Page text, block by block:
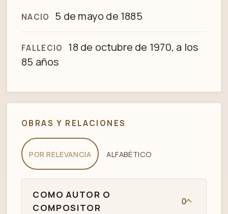
NACIO 5 de mayo de 1885
FALLECIO
18 de octubre de 1970, a los
85 años
OBRAS Y RELACIONES
POR RELEVANCIA ALFABÉTICO
COMO AUTOR O
COMPOSITOR
0